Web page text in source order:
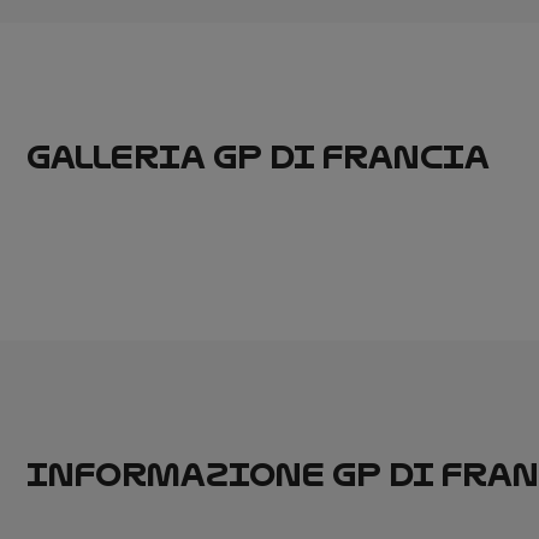
GALLERIA GP DI FRANCIA
INFORMAZIONE GP DI